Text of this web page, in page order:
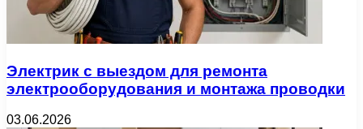
Электрик с выездом для ремонта
электрооборудования и монтажа проводки
03.06.2026